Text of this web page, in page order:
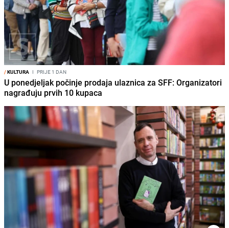
/KULTURA I PRIJE 1 DAN
U ponedjeljak počinje prodaja ulaznica za SFF: Organizatori
nagrađuju prvih 10 kupaca